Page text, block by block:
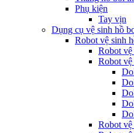
Phụ kiện
Tay vịn
Dụng cụ vệ sinh hồ
Robot vệ sinh
Robot
Robot
Robot